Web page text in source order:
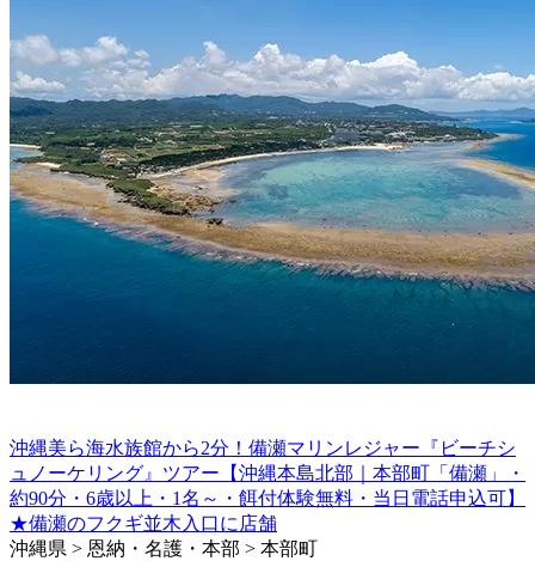
沖縄美ら海水族館から2分！備瀬マリンレジャー『ビーチシ
ュノーケリング』ツアー【沖縄本島北部｜本部町「備瀬」・
約90分・6歳以上・1名～・餌付体験無料・当日電話申込可】
★備瀬のフクギ並木入口に店舗
沖縄県 > 恩納・名護・本部 > 本部町